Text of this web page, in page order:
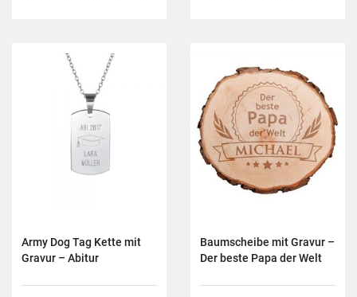
mit einer individuellen…
Army Dog Tag Kette mit
Gravur – Abitur
Baumscheibe mit Gravur –
Der beste Papa der Welt